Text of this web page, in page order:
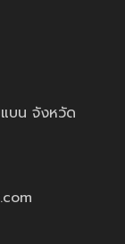
บน จังหวัด